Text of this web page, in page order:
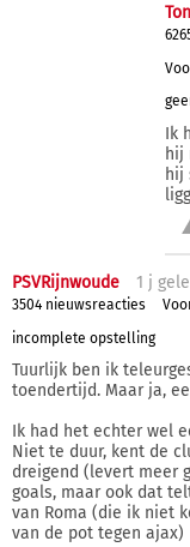
Ik
hij
hij
PSVRijnwoude 1 j
3504 nieuwsreacties
incomplete opstelling
Tuurlijk ben ik
toendertijd. Maar ja,
Ik had het echter wel
Niet te duur, kent de
dreigend (levert meer
goals, maar ook dat
van Roma (die ik niet
van de pot tegen ajax)